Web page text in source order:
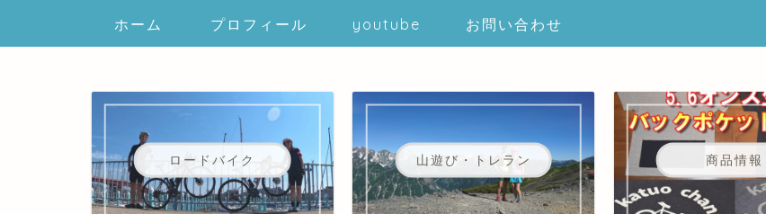
ホーム プロフィール youtube お問い合わせ
ロードバイク 山遊び・トレラン 商品情報